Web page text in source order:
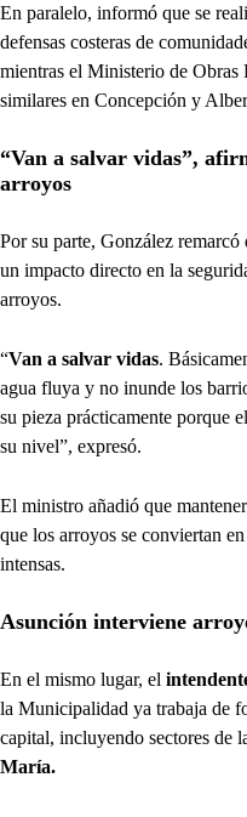
En paralelo, informó que se
defensas costeras de
mientras el Ministerio de Obras
similares en Concepción y
“Van a salvar vidas”,
arroyos
Por su parte, González
un impacto directo en la
arroyos.
“Van a salvar vidas.
agua fluya y no inunde los
su pieza prácticamente porque
su nivel”, expresó.
El ministro añadió que
que los arroyos se conviertan
intensas.
Asunción interviene
En el mismo lugar, el
la Municipalidad ya trabaja de
capital, incluyendo sectores de
María.